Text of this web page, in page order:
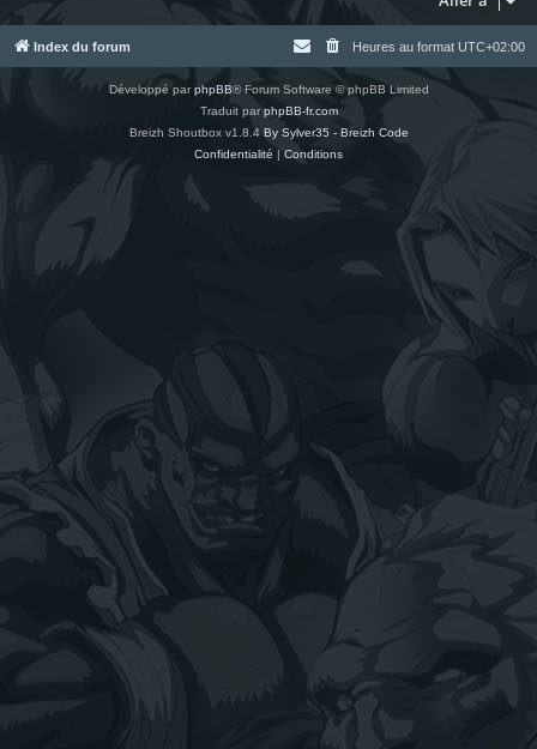
r
Index du forum Heures au format UTC+02:00
Développé parphpBB® Forum Software © phpBB Limited
Traduit parphpBB-fr.com
Breizh Shoutbox v1.8.4 By Sylver35 - Breizh Code
Confidentialité | Conditions